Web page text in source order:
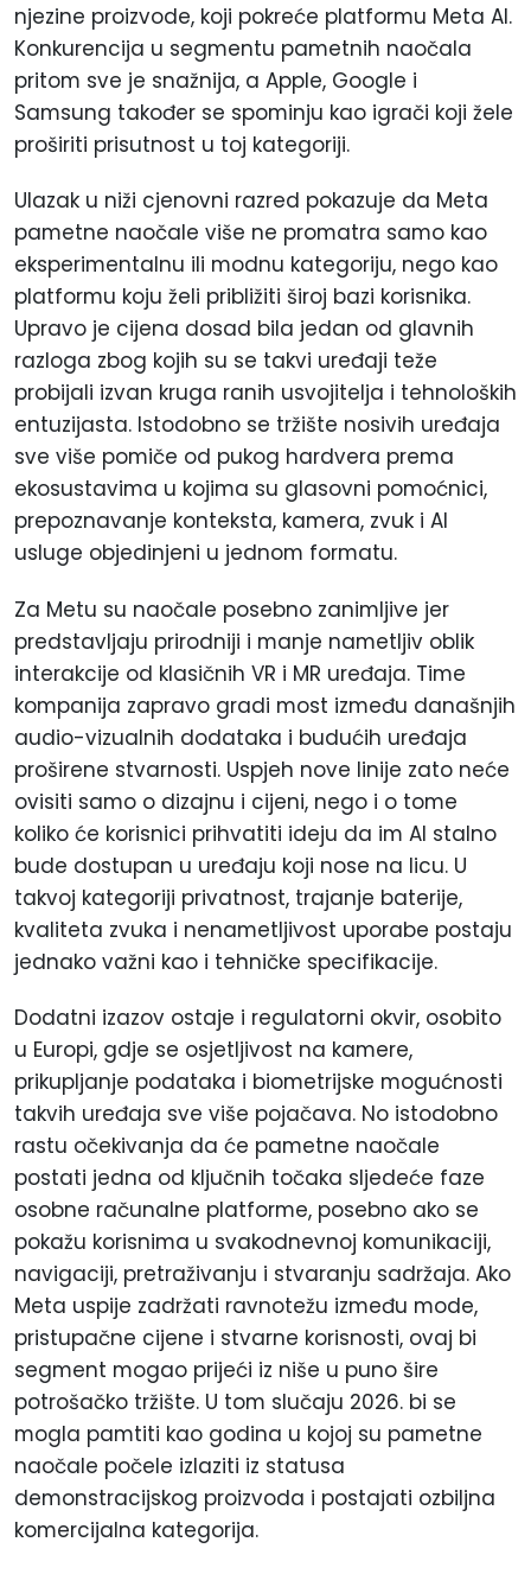
njezine proizvode, koji pokreće platformu Meta AI.
Konkurencija u segmentu pametnih naočala
pritom sve je snažnija, a Apple, Google i
Samsung također se spominju kao igrači koji žele
proširiti prisutnost u toj kategoriji.
Ulazak u niži cjenovni razred pokazuje da Meta
pametne naočale više ne promatra samo kao
eksperimentalnu ili modnu kategoriju, nego kao
platformu koju želi približiti široj bazi korisnika.
Upravo je cijena dosad bila jedan od glavnih
razloga zbog kojih su se takvi uređaji teže
probijali izvan kruga ranih usvojitelja i tehnoloških
entuzijasta. Istodobno se tržište nosivih uređaja
sve više pomiče od pukog hardvera prema
ekosustavima u kojima su glasovni pomoćnici,
prepoznavanje konteksta, kamera, zvuk i AI
usluge objedinjeni u jednom formatu.
Za Metu su naočale posebno zanimljive jer
predstavljaju prirodniji i manje nametljiv oblik
interakcije od klasičnih VR i MR uređaja. Time
kompanija zapravo gradi most između današnjih
audio-vizualnih dodataka i budućih uređaja
proširene stvarnosti. Uspjeh nove linije zato neće
ovisiti samo o dizajnu i cijeni, nego i o tome
koliko će korisnici prihvatiti ideju da im AI stalno
bude dostupan u uređaju koji nose na licu. U
takvoj kategoriji privatnost, trajanje baterije,
kvaliteta zvuka i nenametljivost uporabe postaju
jednako važni kao i tehničke specifikacije.
Dodatni izazov ostaje i regulatorni okvir, osobito
u Europi, gdje se osjetljivost na kamere,
prikupljanje podataka i biometrijske mogućnosti
takvih uređaja sve više pojačava. No istodobno
rastu očekivanja da će pametne naočale
postati jedna od ključnih točaka sljedeće faze
osobne računalne platforme, posebno ako se
pokažu korisnima u svakodnevnoj komunikaciji,
navigaciji, pretraživanju i stvaranju sadržaja. Ako
Meta uspije zadržati ravnotežu između mode,
pristupačne cijene i stvarne korisnosti, ovaj bi
segment mogao prijeći iz niše u puno šire
potrošačko tržište. U tom slučaju 2026. bi se
mogla pamtiti kao godina u kojoj su pametne
naočale počele izlaziti iz statusa
demonstracijskog proizvoda i postajati ozbiljna
komercijalna kategorija.